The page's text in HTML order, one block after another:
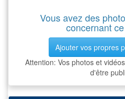
Vous avez des
concernant
Ajouter vos propres
Attention: Vos photos et
d'être